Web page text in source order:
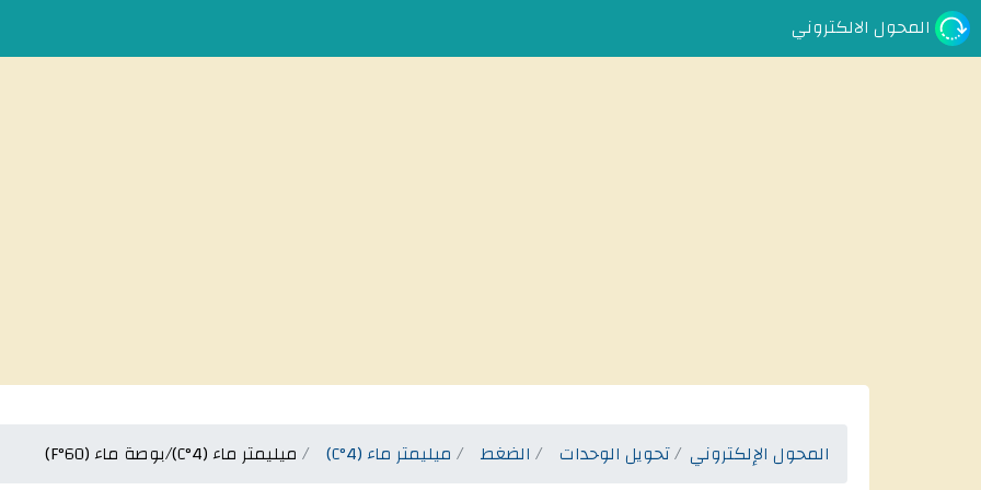
المحول الالكتروني
المحول الإلكتروني تحويل الوحدات الضغط ميليمتر ماء (4°C) ميليمتر ماء (4°C)/بوصة ماء (60°F)